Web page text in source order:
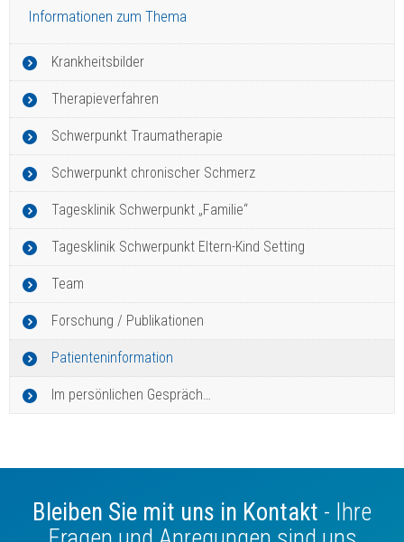
Informationen zum Thema
Krankheitsbilder
Therapieverfahren
Schwerpunkt Traumatherapie
Schwerpunkt chronischer Schmerz
Tagesklinik Schwerpunkt „Familie“
Tagesklinik Schwerpunkt Eltern-Kind Setting
Team
Forschung / Publikationen
Patienteninformation
Im persönlichen Gespräch…
Bleiben Sie mit uns in Kontakt - Ihre